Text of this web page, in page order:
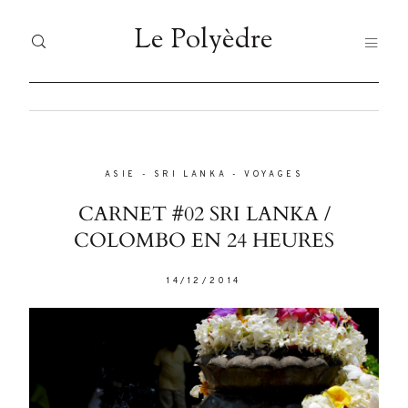
Le Polyèdre
ASIE - SRI LANKA -VOYAGES
CARNET #02 SRI LANKA /
COLOMBO EN 24 HEURES
14/12/2014
Le Polyèdre
Tristique
quis risus
ornare vel
VOYAGES
JAPAN
FOOD
LIFESTYLE